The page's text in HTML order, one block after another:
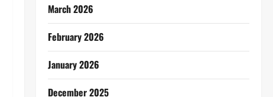
March 2026
February 2026
January 2026
December 2025